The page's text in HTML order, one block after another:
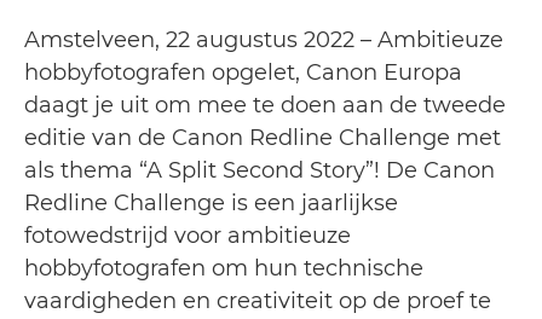
Amstelveen, 22 augustus 2022 – Ambitieuze
hobbyfotografen opgelet, Canon Europa
daagt je uit om mee te doen aan de tweede
editie van de Canon Redline Challenge met
als thema “A Split Second Story”! De Canon
Redline Challenge is een jaarlijkse
fotowedstrijd voor ambitieuze
hobbyfotografen om hun technische
vaardigheden en creativiteit op de proef te